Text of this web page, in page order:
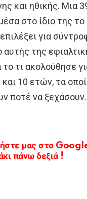
και ηθικής. Μια
στο ίδιο της
για
αυτής της
το τι ακολούθησε
και 10 ετών, τα
ποτέ να ξεχάσουν.
μας στο
πάνω δεξιά !